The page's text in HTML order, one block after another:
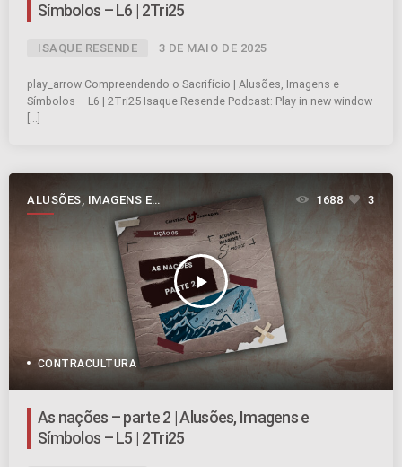
Símbolos – L6 | 2Tri25
ISAQUE RESENDE 3 DE MAIO DE 2025
play_arrow Compreendendo o Sacrifício | Alusões, Imagens e
Símbolos – L6 | 2Tri25 Isaque Resende Podcast: Play in new window
ALUSÕES, IMAGENS E
SÍMBOLOS
play_arrow
1688 3
CONTRACULTURA
As nações – parte 2 | Alusões, Imagens e
Símbolos – L5 | 2Tri25